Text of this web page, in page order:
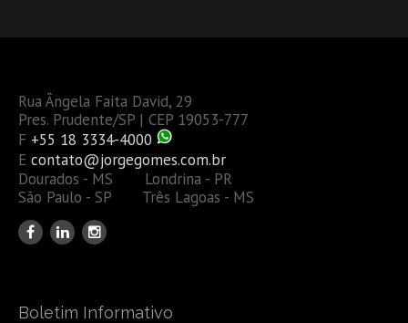
Rua Ângela Faita David, 29
Pres. Prudente/SP | CEP 19053-777
F +55 18 3334-4000
E contato@jorgegomes.com.br
Dourados - MS Londrina - PR
São Paulo - SP Três Lagoas - MS
Boletim Informativo